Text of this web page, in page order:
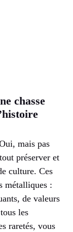
chasse
mais pas
préserver et
culture. Ces
métalliques :
de valeurs
les
raretés, vous